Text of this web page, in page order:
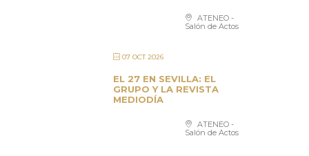
ATENEO -
Salón de Actos
07 OCT 2026
EL 27 EN SEVILLA: EL
GRUPO Y LA REVISTA
MEDIODÍA
ATENEO -
Salón de Actos